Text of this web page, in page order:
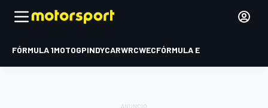
FÓRMULA 1MOTOGPINDYCARWRCWECFÓRMULA E